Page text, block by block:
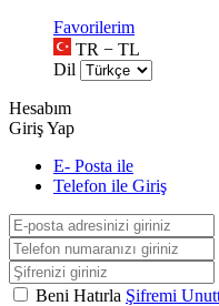
Favorilerim
TR − TL
Dil
Hesabım
Giriş Yap
E- Posta ile
Telefon ile Giriş
Beni Hatırla Şifremi